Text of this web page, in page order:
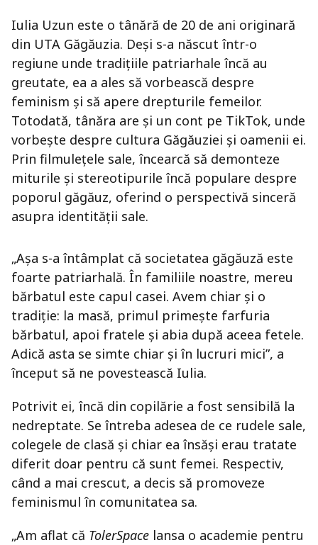
Iulia Uzun este o tânără de 20 de ani originară
din UTA Găgăuzia. Deși s-a născut într-o
regiune unde tradițiile patriarhale încă au
greutate, ea a ales să vorbească despre
feminism și să apere drepturile femeilor.
Totodată, tânăra are și un cont pe TikTok, unde
vorbește despre cultura Găgăuziei și oamenii ei.
Prin filmulețele sale, încearcă să demonteze
miturile și stereotipurile încă populare despre
poporul găgăuz, oferind o perspectivă sinceră
asupra identității sale.
„Așa s-a întâmplat că societatea găgăuză este
foarte patriarhală. În familiile noastre, mereu
bărbatul este capul casei. Avem chiar și o
tradiție: la masă, primul primește farfuria
bărbatul, apoi fratele și abia după aceea fetele.
Adică asta se simte chiar și în lucruri mici”, a
început să ne povestească Iulia.
Potrivit ei, încă din copilărie a fost sensibilă la
nedreptate. Se întreba adesea de ce rudele sale,
colegele de clasă și chiar ea însăși erau tratate
diferit doar pentru că sunt femei. Respectiv,
când a mai crescut, a decis să promoveze
feminismul în comunitatea sa.
„Am aflat că TolerSpace lansa o academie pentru